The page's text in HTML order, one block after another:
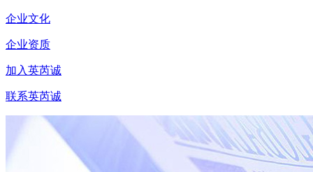
企业文化
企业资质
加入英芮诚
联系英芮诚